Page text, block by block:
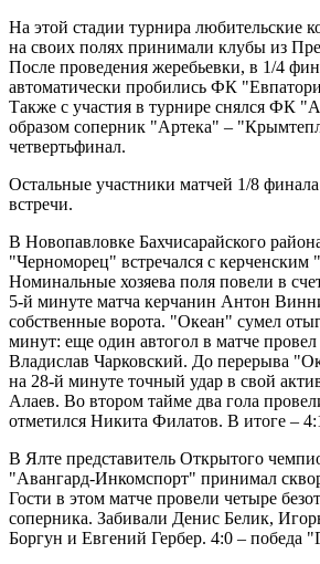
На этой стадии турнира любительские
на своих полях принимали клубы из
После проведения жеребьевки, в 1/4
автоматически пробились ФК
Также с участия в турнире снялся ФК
образом соперник "Артека" –
четвертьфинал.
Остальные участники матчей 1/8
встречи.
В Новопавловке Бахчисарайского
"Черноморец" встречался с
Номинальные хозяева поля повели в
5-й минуте матча керчанин Антон
собственные ворота. "Океан" сумел
минут: еще один автогол в матче провел
Владислав Чарковский. До перерыва
на 28-й минуте точный удар в свой
Алаев. Во втором тайме два гола
отметился Никита Филатов. В итоге –
В Ялте представитель Открытого
"Авангард-Инкомспорт" принимал
Гости в этом матче провели четыре
соперника. Забивали Денис Белик,
Боргун и Евгений Гербер. 4:0 – победа